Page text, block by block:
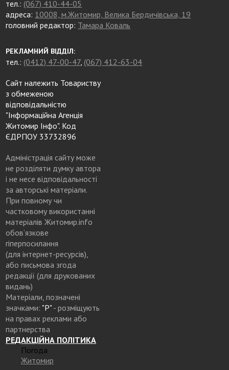
тел.: (067) 410-44-05
адреса: 10008, м.Житомир, Велика Бердичівська, 19
головний редактор: Тамара Коваль
РЕКЛАМНИЙ ВІДДІЛ:
тел.: (0412) 47-00-47, (067) 412-63-04
Сайт належить Товариству
з обмеженою
відповідальністю
"Інформаційна Агенція
Житомир Інфо". Код
ЄДРПОУ 33732896
Адміністрація сайту може
не розділяти думку автора
і не несе відповідальності
за авторські матеріали.
При повному чи
частковому використанні
матеріалів Житомир.info
обов’язкове
гіперпосилання
(для інтернет-ресурсів),
або письмова згода
редакції (для друкованих
видань)
Матеріали, позначені
значками: "Р"- розміщують
на правах реклами або
партнерства
РЕДАКЦІЙНА ПОЛІТИКА
Погода
Житомир